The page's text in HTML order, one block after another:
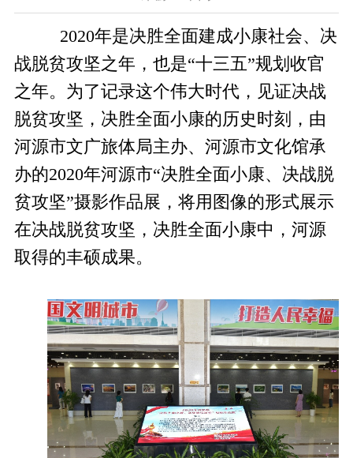
2020年是决胜全面建成小康社会、决
战脱贫攻坚之年，也是“十三五”规划收官
之年。为了记录这个伟大时代，见证决战
脱贫攻坚，决胜全面小康的历史时刻，由
河源市文广旅体局主办、河源市文化馆承
办的2020年河源市“决胜全面小康、决战脱
贫攻坚”摄影作品展，将用图像的形式展示
在决战脱贫攻坚，决胜全面小康中，河源
取得的丰硕成果。